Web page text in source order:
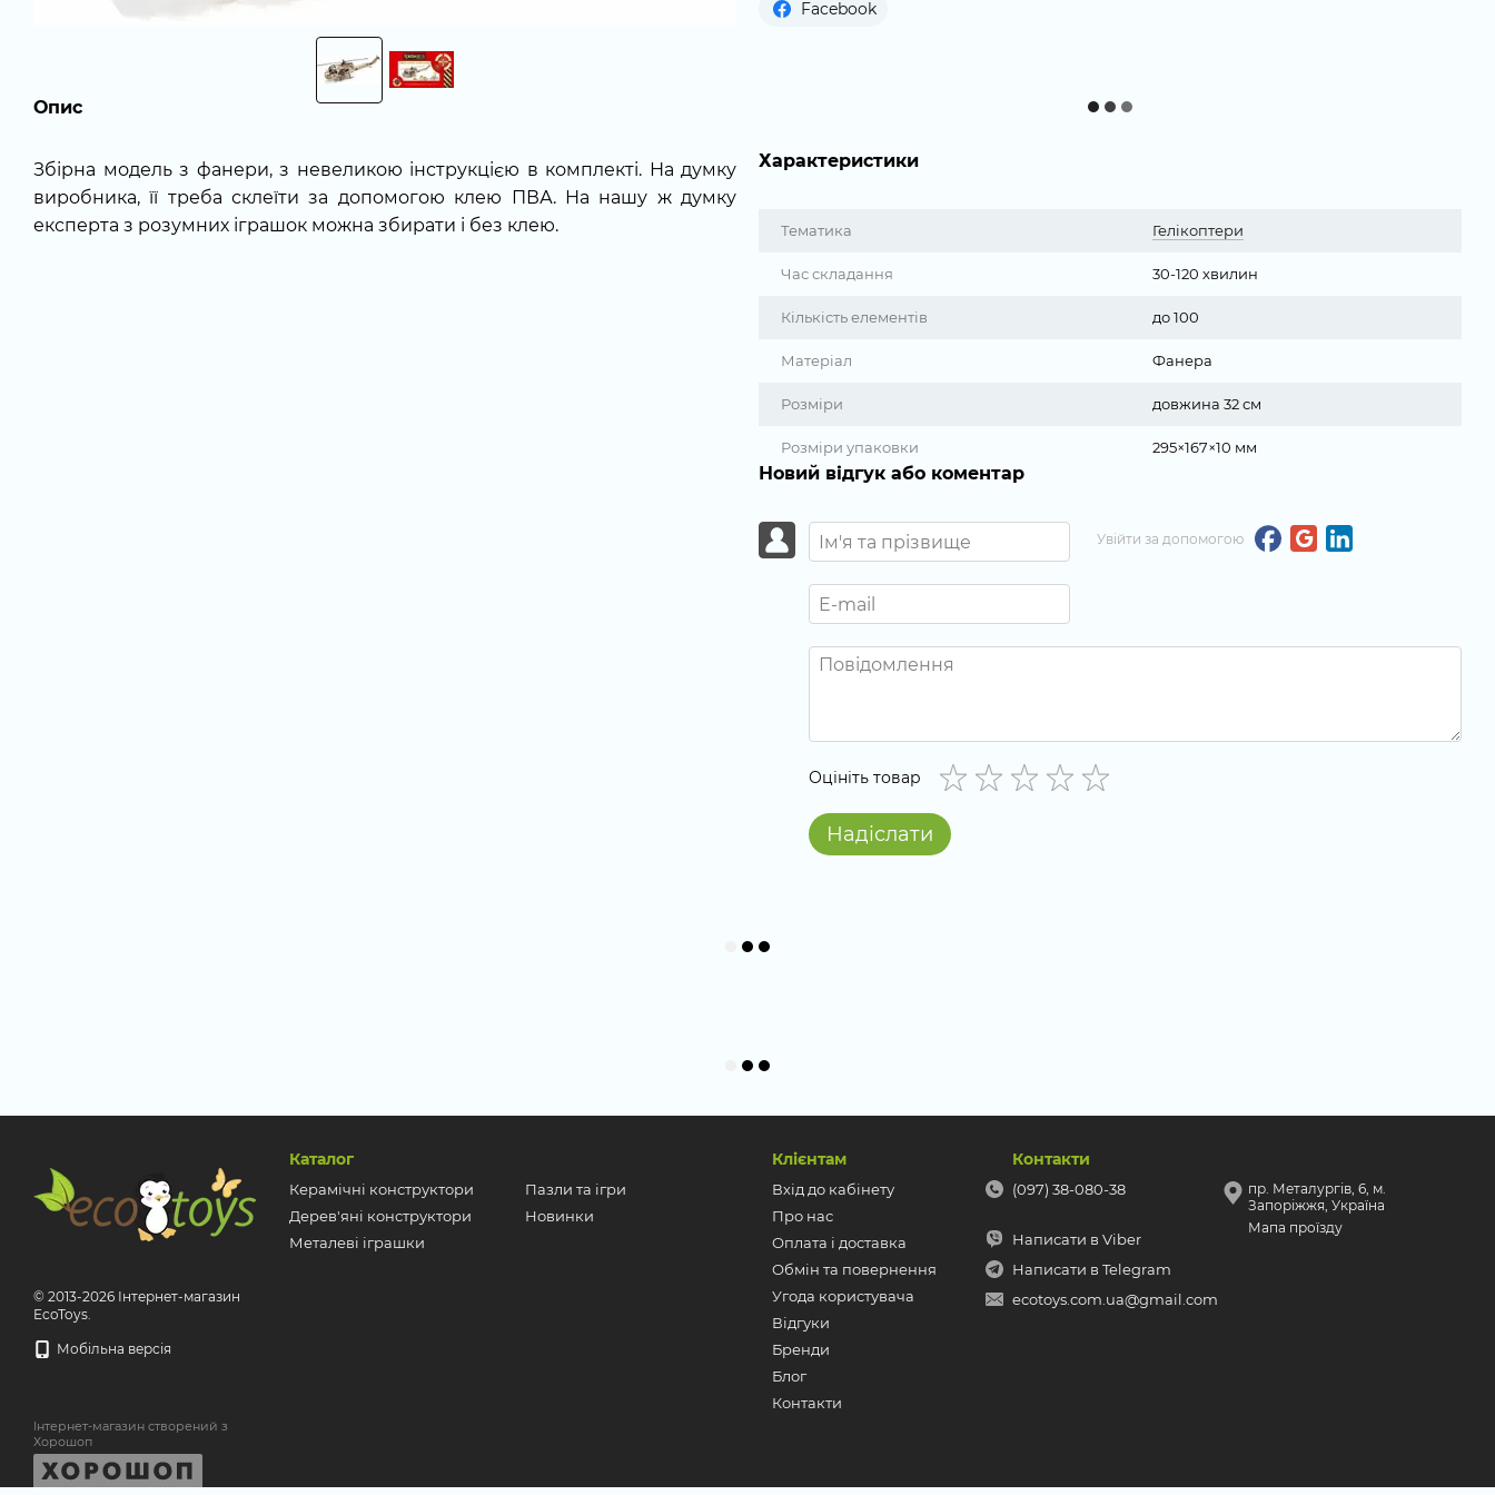
Опис
Збірна модель з фанери, з невеликою інструкцією в комплекті. На думку
виробника, її треба склеїти за допомогою клею ПВА. На нашу ж думку
експерта з розумних іграшок можна збирати і без клею.
Facebook
Характеристики
Тематика Гелікоптери
Час складання 30-120 хвилин
Кількість елементів до 100
Матеріал Фанера
Розміри довжина 32 см
Розміри упаковки 295×167×10 мм
Новий відгук або коментар
Увійти за допомогою
Оцініть товар
Надіслати
© 2013-2026 Інтернет-магазин
EcoToys.
Мобільна версія
Інтернет-магазин створений з
Хорошоп
Каталог
Керамічні конструктори
Дерев'яні конструктори
Металеві іграшки
Пазли та ігри
Новинки
Клієнтам
Вхід до кабінету
Про нас
Оплата і доставка
Обмін та повернення
Угода користувача
Відгуки
Бренди
Блог
Контакти
Контакти
(097) 38-080-38
Написати в Viber
Написати в Telegram
ecotoys.com.ua@gmail.com
пр. Металургів, 6, м.
Запоріжжя, Україна
Мапа проїзду